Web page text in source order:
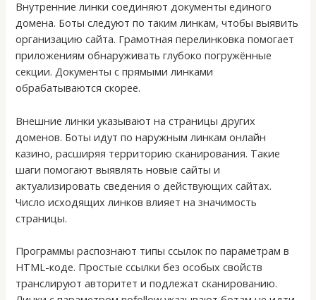
Внутренние линки соединяют документы единого
домена. Боты следуют по таким линкам, чтобы выявить
организацию сайта. Грамотная перелинковка помогает
приложениям обнаруживать глубоко погружённые
секции. Документы с прямыми линками
обрабатываются скорее.
Внешние линки указывают на страницы других
доменов. Боты идут по наружным линкам онлайн
казино, расширяя территорию сканирования. Такие
шаги помогают выявлять новые сайты и
актуализировать сведения о действующих сайтах.
Число исходящих линков влияет на значимость
страницы.
Программы распознают типы ссылок по параметрам в
HTML-коде. Простые ссылки без особых свойств
транслируют авторитет и подлежат сканированию.